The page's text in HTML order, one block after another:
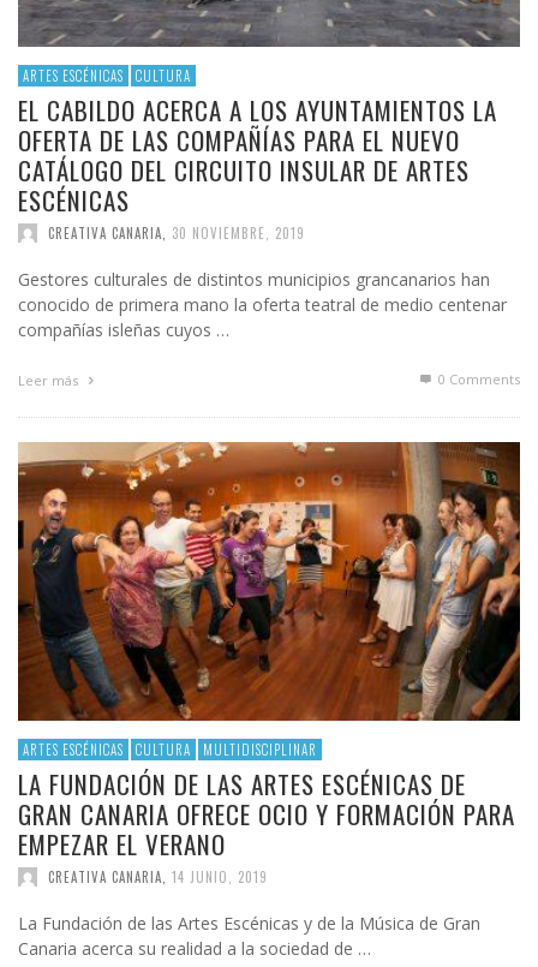
ARTES ESCÉNICAS CULTURA
EL CABILDO ACERCA A LOS AYUNTAMIENTOS LA
OFERTA DE LAS COMPAÑÍAS PARA EL NUEVO
CATÁLOGO DEL CIRCUITO INSULAR DE ARTES
ESCÉNICAS
CREATIVA CANARIA 30 NOVIEMBRE, 2019
Gestores culturales de distintos municipios grancanarios han
conocido de primera mano la oferta teatral de medio centenar
compañías isleñas cuyos …
Leer más 0 Comments
ARTES ESCÉNICAS CULTURA MULTIDISCIPLINAR
LA FUNDACIÓN DE LAS ARTES ESCÉNICAS DE
GRAN CANARIA OFRECE OCIO Y FORMACIÓN PARA
EMPEZAR EL VERANO
CREATIVA CANARIA 14 JUNIO, 2019
La Fundación de las Artes Escénicas y de la Música de Gran
Canaria acerca su realidad a la sociedad de …